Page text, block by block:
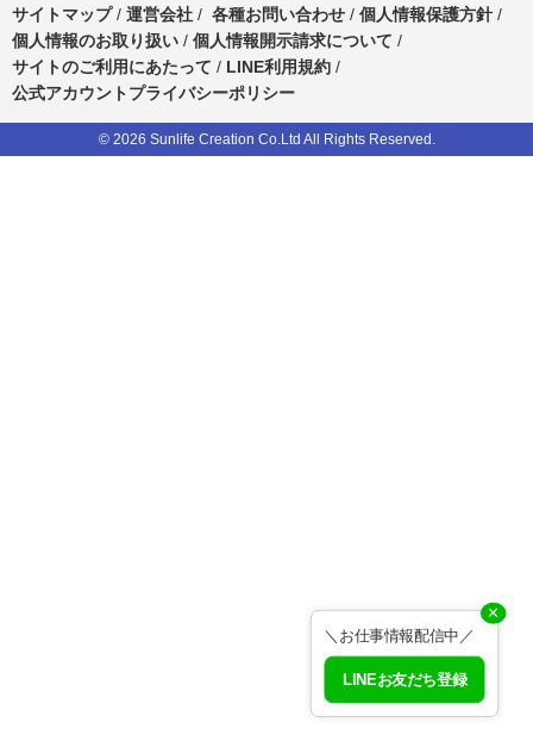
サイトマップ/ 運営会社 / 各種お問い合わせ / 個人情報保護方針 /
個人情報のお取り扱い / 個人情報開示請求について /
サイトのご利用にあたって / LINE利用規約 /
公式アカウントプライバシーポリシー
✕
＼お仕事情報配信中／
LINEお友だち登録
© 2026 Sunlife Creation Co.Ltd All Rights Reserved.